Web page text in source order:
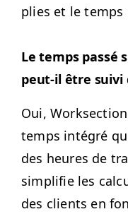
plies et le temps
Le temps passé
peut-il être suivi
Oui,
temps inté­gré
des heures de
sim­pli­fie les
des clients en